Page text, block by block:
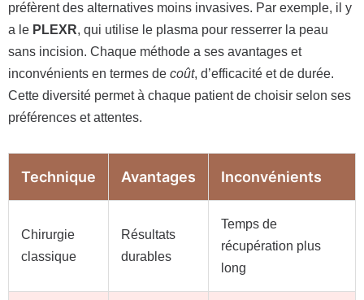
préfèrent des alternatives moins invasives. Par exemple, il y
a le PLEXR, qui utilise le plasma pour resserrer la peau
sans incision. Chaque méthode a ses avantages et
inconvénients en termes de coût, d’efficacité et de durée.
Cette diversité permet à chaque patient de choisir selon ses
préférences et attentes.
Technique Avantages Inconvénients
Chirurgie
classique
Résultats
durables
Temps de
récupération plus
long